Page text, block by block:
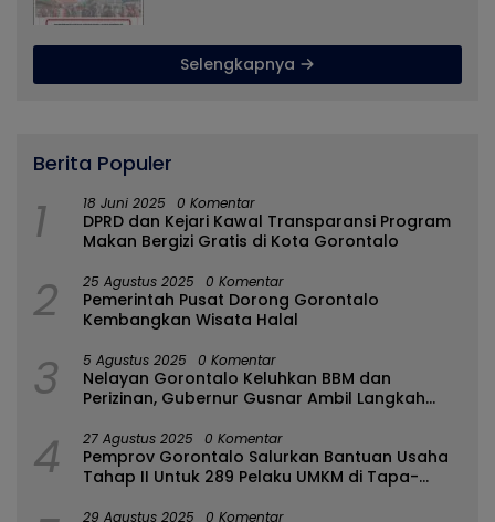
Selengkapnya
Berita Populer
1 18 Juni 2025 0 Komentar
DPRD dan Kejari Kawal Transparansi Program
Makan Bergizi Gratis di Kota Gorontalo
2 25 Agustus 2025 0 Komentar
Pemerintah Pusat Dorong Gorontalo
Kembangkan Wisata Halal
3 5 Agustus 2025 0 Komentar
Nelayan Gorontalo Keluhkan BBM dan
Perizinan, Gubernur Gusnar Ambil Langkah
4 27 Agustus 2025 0 Komentar
Pemprov Gorontalo Salurkan Bantuan Usaha
Tahap II Untuk 289 Pelaku UMKM di Tapa-
29 Agustus 2025 0 Komentar